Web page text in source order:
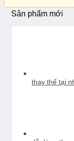
Sản phẩm mới
thay thế tại